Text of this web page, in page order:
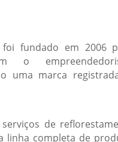
fundado em 2006
o
uma marca
de
linha completa de